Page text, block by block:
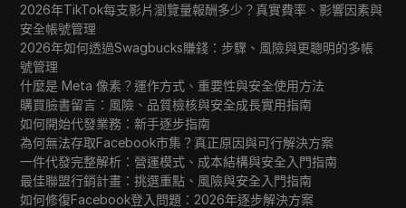
2026年TikTok每支影片瀏覽量報酬多少？真實費率、影響因素與
安全帳號管理
2026年如何透過Swagbucks賺錢：步驟、風險與更聰明的多帳
號管理
什麼是 Meta 像素？運作方式、重要性與安全使用方法
購買臉書留言：風險、品質檢核與安全成長實用指南
如何開始代發業務：新手逐步指南
為何無法存取Facebook市集？真正原因與可行解決方案
一件代發完整解析：營運模式、成本結構與安全入門指南
最佳聯盟行銷計畫：挑選重點、風險與安全入門指南
如何修復Facebook登入問題：2026年逐步解決方案